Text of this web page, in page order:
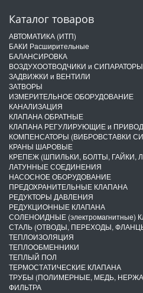
Каталог товаров
АВТОМАТИКА (ИТП)
БАКИ Расширительные
БАЛАНСИРОВКА
ВОЗДУХООТВОДЧИКИ и
ЗАДВИЖКИ и ВЕНТИЛИ
ЗАТВОРЫ
ИЗМЕРИТЕЛЬНОЕ ОБОРУДОВАНИЕ
КАНАЛИЗАЦИЯ
КЛАПАНА ОБРАТНЫЕ
КЛАПАНА РЕГУЛИРУЮЩИЕ и
КОМПЕНСАТОРЫ (ВИБРОВСТАВКИ
КРАНЫ ШАРОВЫЕ
КРЕПЕЖ (ШПИЛЬКИ, БОЛТЫ, ГАЙКИ,
ЛАТУННЫЕ СОЕДИНЕНИЯ
НАСОСНОЕ ОБОРУДОВАНИЕ
ПРЕДОХРАНИТЕЛЬНЫЕ КЛАПАНА
РЕДУКТОРЫ ДАВЛЕНИЯ
РЕДУКЦИОННЫЕ КЛАПАНА
СОЛЕНОИДНЫЕ (электромагнитные)
СТАЛЬ (ОТВОДЫ, ПЕРЕХОДЫ,
ТЕПЛОИЗОЛЯЦИЯ
ТЕПЛООБМЕННИКИ
ТЕПЛЫЙ ПОЛ
ТЕРМОСТАТИЧЕСКИЕ КЛАПАНА
ТРУБЫ (ПОЛИМЕРНЫЕ, МЕДЬ,
ФИЛЬТРА